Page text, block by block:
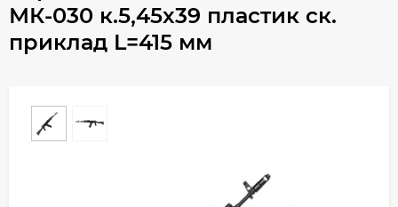
МК-030 к.5,45х39 пластик ск.
приклад L=415 мм